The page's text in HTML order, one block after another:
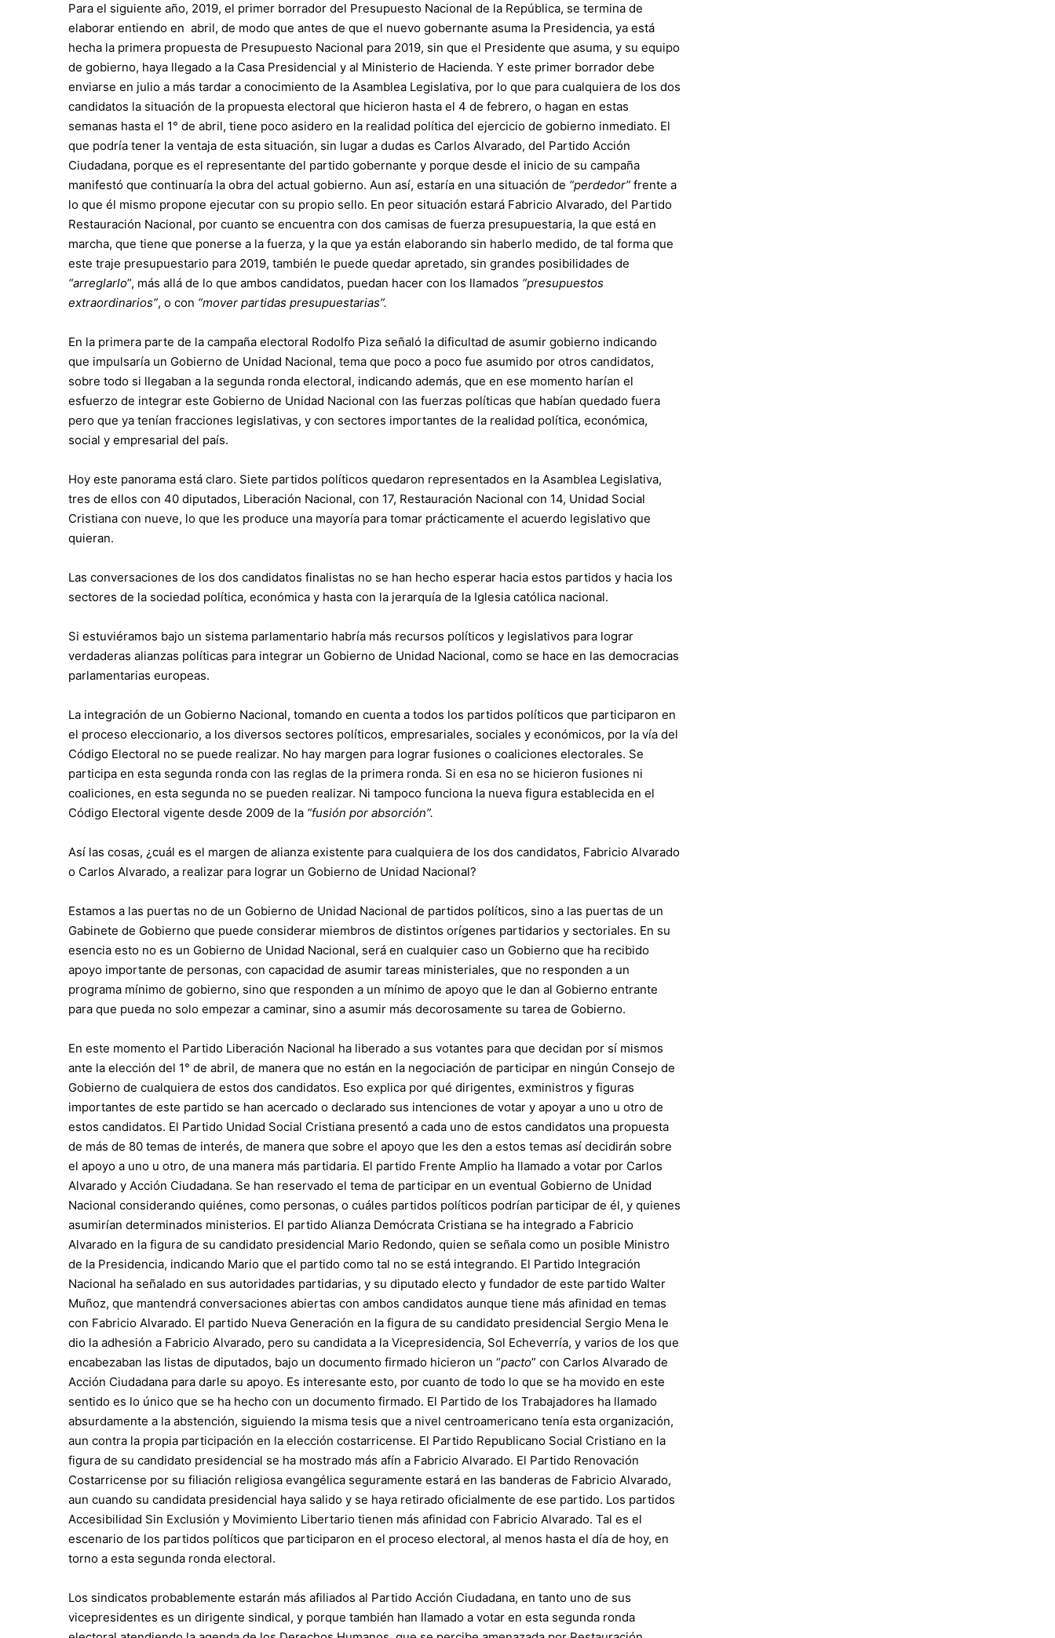
Para el siguiente año, 2019, el primer borrador del Presupuesto Nacional de la República, se termina de
elaborar entiendo en abril, de modo que antes de que el nuevo gobernante asuma la Presidencia, ya está
hecha la primera propuesta de Presupuesto Nacional para 2019, sin que el Presidente que asuma, y su equipo
de gobierno, haya llegado a la Casa Presidencial y al Ministerio de Hacienda. Y este primer borrador debe
enviarse en julio a más tardar a conocimiento de la Asamblea Legislativa, por lo que para cualquiera de los dos
candidatos la situación de la propuesta electoral que hicieron hasta el 4 de febrero, o hagan en estas
semanas hasta el 1° de abril, tiene poco asidero en la realidad política del ejercicio de gobierno inmediato. El
que podría tener la ventaja de esta situación, sin lugar a dudas es Carlos Alvarado, del Partido Acción
Ciudadana, porque es el representante del partido gobernante y porque desde el inicio de su campaña
manifestó que continuaría la obra del actual gobierno. Aun así, estaría en una situación de “perdedor” frente a
lo que él mismo propone ejecutar con su propio sello. En peor situación estará Fabricio Alvarado, del Partido
Restauración Nacional, por cuanto se encuentra con dos camisas de fuerza presupuestaria, la que está en
marcha, que tiene que ponerse a la fuerza, y la que ya están elaborando sin haberlo medido, de tal forma que
este traje presupuestario para 2019, también le puede quedar apretado, sin grandes posibilidades de
“arreglarlo”, más allá de lo que ambos candidatos, puedan hacer con los llamados “presupuestos
extraordinarios”, o con “mover partidas presupuestarias”.
En la primera parte de la campaña electoral Rodolfo Piza señaló la dificultad de asumir gobierno indicando
que impulsaría un Gobierno de Unidad Nacional, tema que poco a poco fue asumido por otros candidatos,
sobre todo si llegaban a la segunda ronda electoral, indicando además, que en ese momento harían el
esfuerzo de integrar este Gobierno de Unidad Nacional con las fuerzas políticas que habían quedado fuera
pero que ya tenían fracciones legislativas, y con sectores importantes de la realidad política, económica,
social y empresarial del país.
Hoy este panorama está claro. Siete partidos políticos quedaron representados en la Asamblea Legislativa,
tres de ellos con 40 diputados, Liberación Nacional, con 17, Restauración Nacional con 14, Unidad Social
Cristiana con nueve, lo que les produce una mayoría para tomar prácticamente el acuerdo legislativo que
quieran.
Las conversaciones de los dos candidatos finalistas no se han hecho esperar hacia estos partidos y hacia los
sectores de la sociedad política, económica y hasta con la jerarquía de la Iglesia católica nacional.
Si estuviéramos bajo un sistema parlamentario habría más recursos políticos y legislativos para lograr
verdaderas alianzas políticas para integrar un Gobierno de Unidad Nacional, como se hace en las democracias
parlamentarias europeas.
La integración de un Gobierno Nacional, tomando en cuenta a todos los partidos políticos que participaron en
el proceso eleccionario, a los diversos sectores políticos, empresariales, sociales y económicos, por la vía del
Código Electoral no se puede realizar. No hay margen para lograr fusiones o coaliciones electorales. Se
participa en esta segunda ronda con las reglas de la primera ronda. Si en esa no se hicieron fusiones ni
coaliciones, en esta segunda no se pueden realizar. Ni tampoco funciona la nueva figura establecida en el
Código Electoral vigente desde 2009 de la “fusión por absorción”.
Así las cosas, ¿cuál es el margen de alianza existente para cualquiera de los dos candidatos, Fabricio Alvarado
o Carlos Alvarado, a realizar para lograr un Gobierno de Unidad Nacional?
Estamos a las puertas no de un Gobierno de Unidad Nacional de partidos políticos, sino a las puertas de un
Gabinete de Gobierno que puede considerar miembros de distintos orígenes partidarios y sectoriales. En su
esencia esto no es un Gobierno de Unidad Nacional, será en cualquier caso un Gobierno que ha recibido
apoyo importante de personas, con capacidad de asumir tareas ministeriales, que no responden a un
programa mínimo de gobierno, sino que responden a un mínimo de apoyo que le dan al Gobierno entrante
para que pueda no solo empezar a caminar, sino a asumir más decorosamente su tarea de Gobierno.
En este momento el Partido Liberación Nacional ha liberado a sus votantes para que decidan por sí mismos
ante la elección del 1° de abril, de manera que no están en la negociación de participar en ningún Consejo de
Gobierno de cualquiera de estos dos candidatos. Eso explica por qué dirigentes, exministros y figuras
importantes de este partido se han acercado o declarado sus intenciones de votar y apoyar a uno u otro de
estos candidatos. El Partido Unidad Social Cristiana presentó a cada uno de estos candidatos una propuesta
de más de 80 temas de interés, de manera que sobre el apoyo que les den a estos temas así decidirán sobre
el apoyo a uno u otro, de una manera más partidaria. El partido Frente Amplio ha llamado a votar por Carlos
Alvarado y Acción Ciudadana. Se han reservado el tema de participar en un eventual Gobierno de Unidad
Nacional considerando quiénes, como personas, o cuáles partidos políticos podrían participar de él, y quienes
asumirían determinados ministerios. El partido Alianza Demócrata Cristiana se ha integrado a Fabricio
Alvarado en la figura de su candidato presidencial Mario Redondo, quien se señala como un posible Ministro
de la Presidencia, indicando Mario que el partido como tal no se está integrando. El Partido Integración
Nacional ha señalado en sus autoridades partidarias, y su diputado electo y fundador de este partido Walter
Muñoz, que mantendrá conversaciones abiertas con ambos candidatos aunque tiene más afinidad en temas
con Fabricio Alvarado. El partido Nueva Generación en la figura de su candidato presidencial Sergio Mena le
dio la adhesión a Fabricio Alvarado, pero su candidata a la Vicepresidencia, Sol Echeverría, y varios de los que
encabezaban las listas de diputados, bajo un documento firmado hicieron un “pacto” con Carlos Alvarado de
Acción Ciudadana para darle su apoyo. Es interesante esto, por cuanto de todo lo que se ha movido en este
sentido es lo único que se ha hecho con un documento firmado. El Partido de los Trabajadores ha llamado
absurdamente a la abstención, siguiendo la misma tesis que a nivel centroamericano tenía esta organización,
aun contra la propia participación en la elección costarricense. El Partido Republicano Social Cristiano en la
figura de su candidato presidencial se ha mostrado más afín a Fabricio Alvarado. El Partido Renovación
Costarricense por su filiación religiosa evangélica seguramente estará en las banderas de Fabricio Alvarado,
aun cuando su candidata presidencial haya salido y se haya retirado oficialmente de ese partido. Los partidos
Accesibilidad Sin Exclusión y Movimiento Libertario tienen más afinidad con Fabricio Alvarado. Tal es el
escenario de los partidos políticos que participaron en el proceso electoral, al menos hasta el día de hoy, en
torno a esta segunda ronda electoral.
Los sindicatos probablemente estarán más afiliados al Partido Acción Ciudadana, en tanto uno de sus
vicepresidentes es un dirigente sindical, y porque también han llamado a votar en esta segunda ronda